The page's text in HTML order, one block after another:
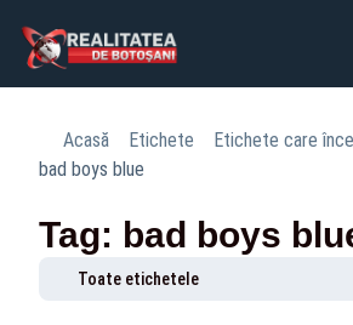
Acasă Etichete
Etichete care
bad boys blue
Tag: bad boys
Toate etichetele